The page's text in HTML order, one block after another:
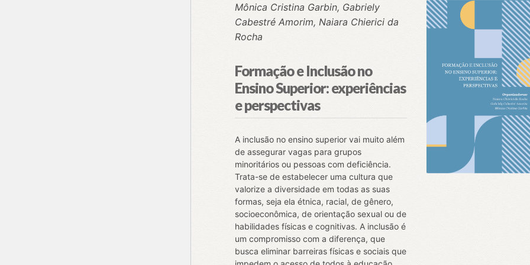
Mônica Cristina Garbin, Gabriely
Cabestré Amorim, Naiara Chierici da
Rocha
Formação e Inclusão no
Ensino Superior: experiências
e perspectivas
A inclusão no ensino superior vai muito além
de assegurar vagas para grupos
minoritários ou pessoas com deficiência.
Trata-se de estabelecer uma cultura que
valorize a diversidade em todas as suas
formas, seja ela étnica, racial, de gênero,
socioeconômica, de orientação sexual ou de
habilidades físicas e cognitivas. A inclusão é
um compromisso com a diferença, que
busca eliminar barreiras físicas e sociais que